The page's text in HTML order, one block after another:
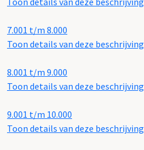
7.001 t/m 8.000
Toon details van deze beschrijving
8.001 t/m 9.000
Toon details van deze beschrijving
9.001 t/m 10.000
Toon details van deze beschrijving